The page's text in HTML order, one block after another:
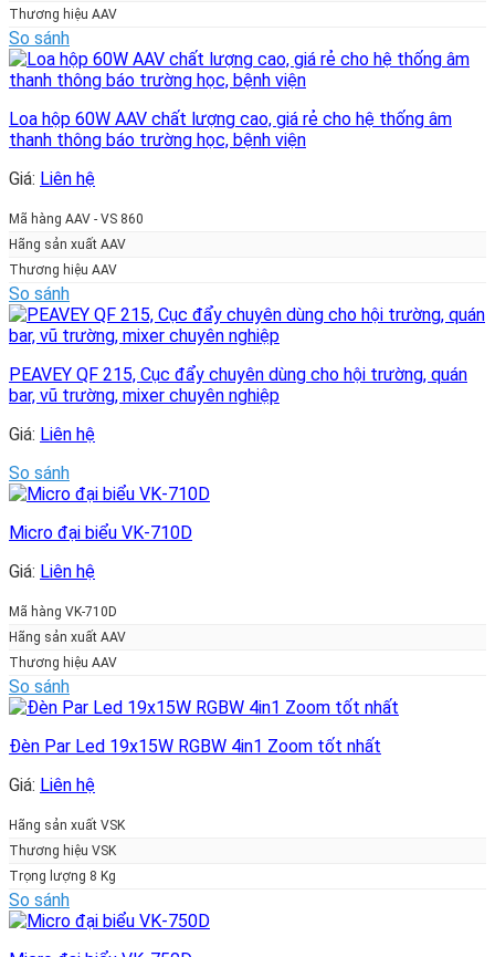
Thương hiệu AAV
So sánh
Loa hộp 60W AAV chất lượng cao, giá rẻ cho hệ thống âm
thanh thông báo trường học, bệnh viện
Giá: Liên hệ
Mã hàng AAV - VS 860
Hãng sản xuất AAV
Thương hiệu AAV
So sánh
PEAVEY QF 215, Cục đẩy chuyên dùng cho hội trường, quán
bar, vũ trường, mixer chuyên nghiệp
Giá: Liên hệ
So sánh
Micro đại biểu VK-710D
Giá: Liên hệ
Mã hàng VK-710D
Hãng sản xuất AAV
Thương hiệu AAV
So sánh
Đèn Par Led 19x15W RGBW 4in1 Zoom tốt nhất
Giá: Liên hệ
Hãng sản xuất VSK
Thương hiệu VSK
Trọng lượng 8 Kg
So sánh